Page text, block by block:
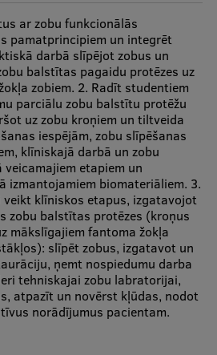
ar zobu funkcionālās
pamatprincipiem un integrēt
darbā slīpējot zobus un
balstītas pagaidu protēzes uz
zobiem. 2. Radīt studentiem
parciālu zobu balstītu protēžu
uz zobu kroņiem un tiltveida
iespējām, zobu slīpēšanas
klīniskajā darbā un zobu
etapiem un
izmantojamiem biomateriāliem. 3.
klīniskos etapus, izgatavojot
zobu balstītas protēzes (kroņus
mākslīgajiem fantoma žokļa
slīpēt zobus, izgatavot un
ņemt nospiedumu darba
tehniskajai zobu labratorijai,
atpazīt un novērst kļūdas, nodot
norādījumus pacientam.